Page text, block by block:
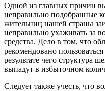
Одной из главных причин
неправильно подобранные
жительниц нашей страны
неправильно ухаживать за
средства. Дело в том, что
рекомендовано
результате чего структура
выпадут в избыточном
Следует также учесть, что